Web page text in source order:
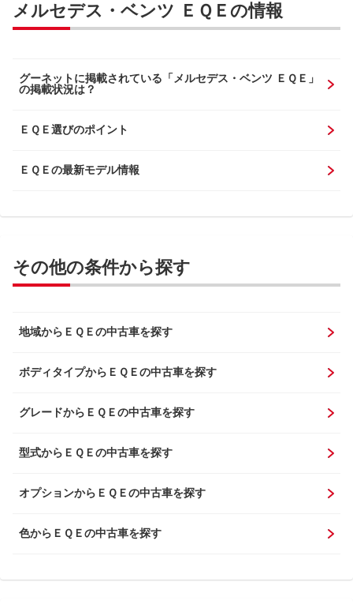
メルセデス・ベンツ ＥＱＥの情報
グーネットに掲載されている「メルセデス・ベンツ ＥＱＥ」
の掲載状況は？
ＥＱＥ選びのポイント
ＥＱＥの最新モデル情報
その他の条件から探す
地域からＥＱＥの中古車を探す
ボディタイプからＥＱＥの中古車を探す
グレードからＥＱＥの中古車を探す
型式からＥＱＥの中古車を探す
オプションからＥＱＥの中古車を探す
色からＥＱＥの中古車を探す